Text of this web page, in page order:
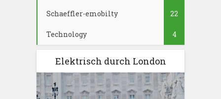
Schaeffler-emobilty 22
Technology 4
Elektrisch durch London